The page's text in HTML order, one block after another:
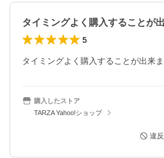
5
タイミングよく購入することが出来ま
購入したストア
TARZA Yahoo!ショップ
違